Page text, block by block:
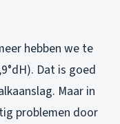
hebben we te
Dat is goed
Maar in
problemen door